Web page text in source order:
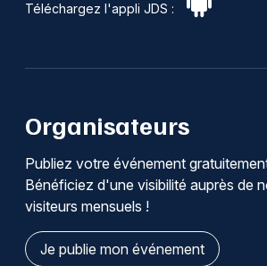
Téléchargez l'appli JDS :
Organisateurs
Publiez votre événement
Bénéficiez d'une visibilité auprès de
visiteurs mensuels !
Je publie mon événement